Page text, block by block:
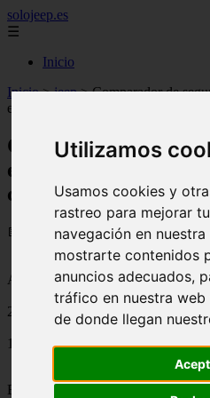
Utilizamos
Usamos cookies y
rastreo para mejorar
navegación en
mostrarte contenidos
anuncios adecuados,
tráfico en nuestra
de donde llegan
solojeep.es
☰
Inicio
Inicio > jeep >Comparador de
elmejorsegurodecoche.es uno de
Comparador de
completos e intuitivos.
📅 16/08/2025
Aseguradoras
2011-12-21
1389
Elmejorsegurodecoches.es es un